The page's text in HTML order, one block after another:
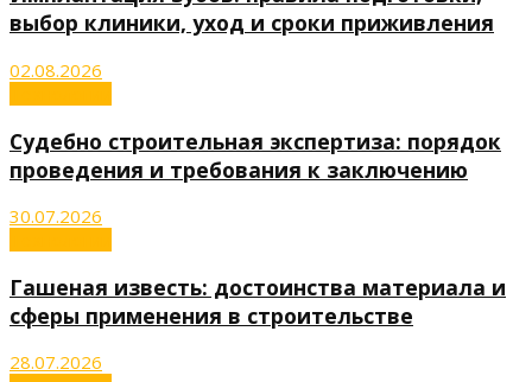
выбор клиники, уход и сроки приживления
02.08.2026
Судебно строительная экспертиза: порядок
проведения и требования к заключению
30.07.2026
Гашеная известь: достоинства материала и
сферы применения в строительстве
28.07.2026